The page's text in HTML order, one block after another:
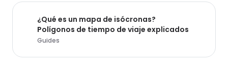
¿Qué es un mapa de isócronas?
Polígonos de tiempo de viaje explicados
Guides